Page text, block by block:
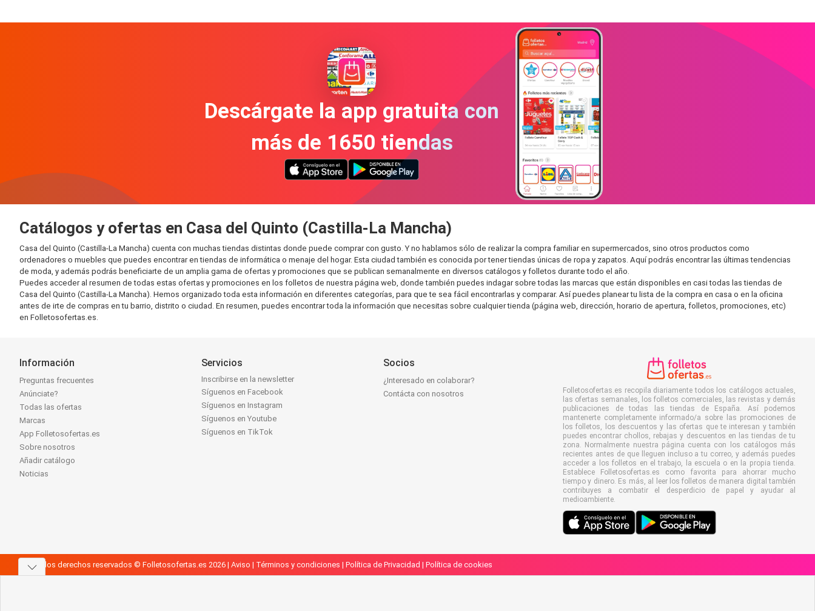
Descárgate la app gratuita con
más de 1650 tiendas
Catálogos y ofertas en Casa del Quinto (Castilla-La Mancha)
Casa del Quinto (Castilla-La Mancha) cuenta con muchas tiendas distintas donde puede comprar con gusto. Y no hablamos sólo de realizar la compra familiar en supermercados, sino otros productos como
ordenadores o muebles que puedes encontrar en tiendas de informática o menaje del hogar. Esta ciudad también es conocida por tener tiendas únicas de ropa y zapatos. Aquí podrás encontrar las últimas tendencias
de moda, y además podrás beneficiarte de un amplia gama de ofertas y promociones que se publican semanalmente en diversos catálogos y folletos durante todo el año.
Puedes acceder al resumen de todas estas ofertas y promociones en los folletos de nuestra página web, donde también puedes indagar sobre todas las marcas que están disponibles en casi todas las tiendas de
Casa del Quinto (Castilla-La Mancha). Hemos organizado toda esta información en diferentes categorías, para que te sea fácil encontrarlas y comparar. Así puedes planear tu lista de la compra en casa o en la oficina
antes de irte de compras en tu barrio, distrito o ciudad. En resumen, puedes encontrar toda la información que necesitas sobre cualquier tienda (página web, dirección, horario de apertura, folletos, promociones, etc)
en Folletosofertas.es.
Información
Preguntas frecuentes
Anúnciate?
Todas las ofertas
Marcas
App Folletosofertas.es
Sobre nosotros
Añadir catálogo
Noticias
Servicios
Inscribirse en la newsletter
Síguenos en Facebook
Síguenos en Instagram
Síguenos en Youtube
Síguenos en TikTok
Socios
¿Interesado en colaborar?
Contácta con nosotros
Folletosofertas.es recopila diariamente todos los catálogos actuales,
las ofertas semanales, los folletos comerciales, las revistas y demás
publicaciones de todas las tiendas de España. Así podemos
mantenerte completamente informado/a sobre las promociones de
los folletos, los descuentos y las ofertas que te interesan y también
puedes encontrar chollos, rebajas y descuentos en las tiendas de tu
zona. Normalmente nuestra página cuenta con los catálogos más
recientes antes de que lleguen incluso a tu correo, y además puedes
acceder a los folletos en el trabajo, la escuela o en la propia tienda.
Establece Folletosofertas.es como favorita para ahorrar mucho
tiempo y dinero. Es más, al leer los folletos de manera digital también
contribuyes a combatir el desperdicio de papel y ayudar al
medioambiente.
Todos los derechos reservados © Folletosofertas.es 2026 | Aviso | Términos y condiciones | Política de Privacidad | Política de cookies